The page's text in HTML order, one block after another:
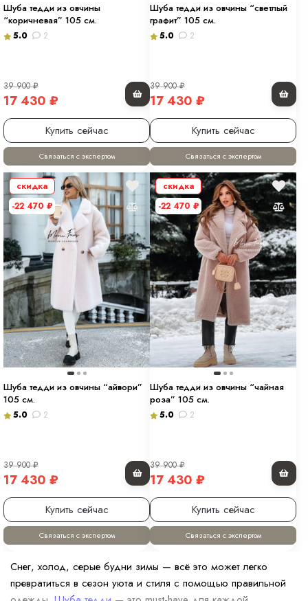
Шуба тедди из овчины
“коричневая” 105 см.
5.0 2
39 900₽
17 430 ₽
Купить сейчас
Связаться с экспертом
Шуба тедди из овчины “светлый
графит” 105 см.
5.0 2
39 900₽
17 430 ₽
Купить сейчас
Связаться с экспертом
скидка
-22 470 ₽
Шуба тедди из овчины “айвори”
105 см.
5.0 2
39 900₽
17 430 ₽
Купить сейчас
Связаться с экспертом
скидка
-22 470 ₽
Шуба тедди из овчины “чайная
роза” 105 см.
5.0 2
39 900₽
17 430 ₽
Купить сейчас
Связаться с экспертом
Снег, холод, серые будни зимы — всё это может легко
превратиться в сезон уюта и стиля с помощью правильной